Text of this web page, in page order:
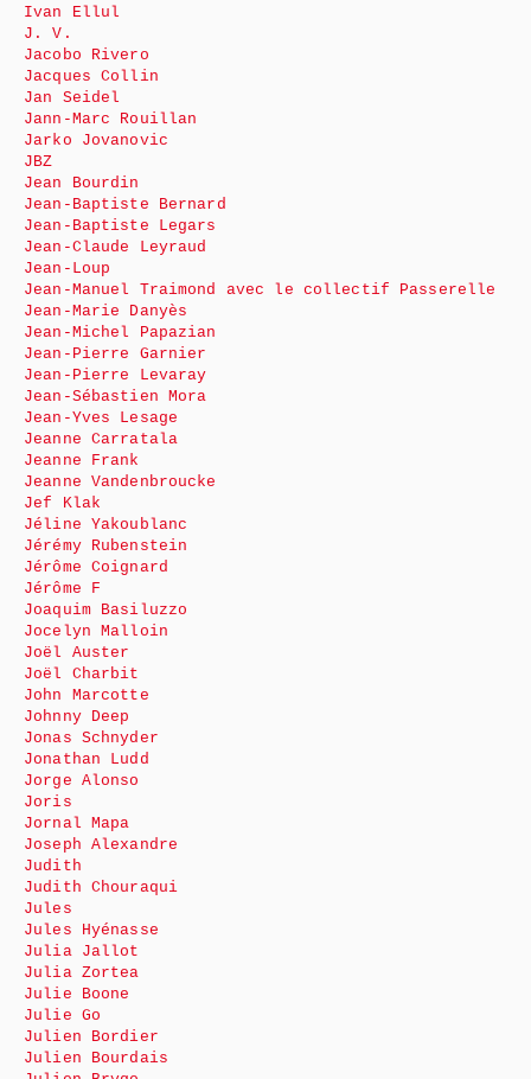
Ivan Ellul
J. V.
Jacobo Rivero
Jacques Collin
Jan Seidel
Jann-Marc Rouillan
Jarko Jovanovic
JBZ
Jean Bourdin
Jean-Baptiste Bernard
Jean-Baptiste Legars
Jean-Claude Leyraud
Jean-Loup
Jean-Manuel Traimond avec le collectif Passerelle
Jean-Marie Danyès
Jean-Michel Papazian
Jean-Pierre Garnier
Jean-Pierre Levaray
Jean-Sébastien Mora
Jean-Yves Lesage
Jeanne Carratala
Jeanne Frank
Jeanne Vandenbroucke
Jef Klak
Jéline Yakoublanc
Jérémy Rubenstein
Jérôme Coignard
Jérôme F
Joaquim Basiluzzo
Jocelyn Malloin
Joël Auster
Joël Charbit
John Marcotte
Johnny Deep
Jonas Schnyder
Jonathan Ludd
Jorge Alonso
Joris
Jornal Mapa
Joseph Alexandre
Judith
Judith Chouraqui
Jules
Jules Hyénasse
Julia Jallot
Julia Zortea
Julie Boone
Julie Go
Julien Bordier
Julien Bourdais